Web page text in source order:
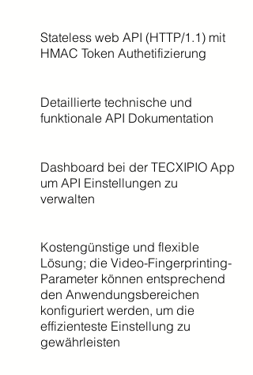
Stateless web API (HTTP/1.1) mit
HMAC Token Authetifizierung
Detaillierte technische und
funktionale API Dokumentation
Dashboard bei der TECXIPIO App
um API Einstellungen zu
verwalten
Kostengünstige und flexible
Lösung; die Video-Fingerprinting-
Parameter können entsprechend
den Anwendungsbereichen
konfiguriert werden, um die
effizienteste Einstellung zu
gewährleisten